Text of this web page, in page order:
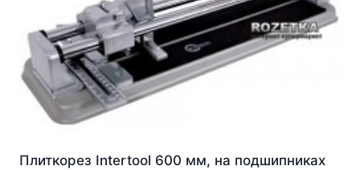
Плиткорез Intertool 600 мм, на подшипниках